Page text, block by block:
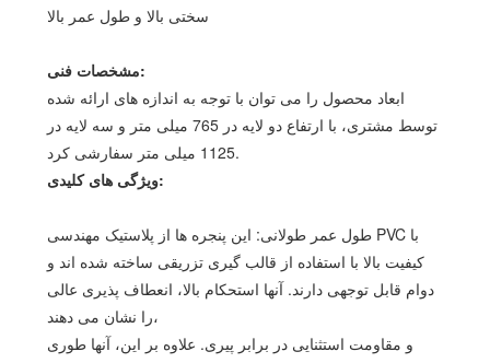
سختی بالا و طول عمر بالا
مشخصات فنی:
ابعاد محصول را می توان با توجه به اندازه های ارائه شده
توسط مشتری، با ارتفاع دو لایه در 765 میلی متر و سه لایه در
1125 میلی متر سفارشی کرد.
ویژگی های کلیدی:
طول عمر طولانی: این پنجره ها از پلاستیک مهندسی PVC با
کیفیت بالا با استفاده از قالب گیری تزریقی ساخته شده اند و
دوام قابل توجهی دارند. آنها استحکام بالا، انعطاف پذیری عالی
را نشان می دهند،
و مقاومت استثنایی در برابر پیری. علاوه بر این، آنها طوری